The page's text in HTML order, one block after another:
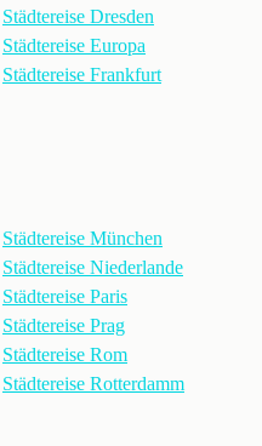
Städtereise Dresden
Städtereise Europa
Städtereise Frankfurt
Städtereise München
Städtereise Niederlande
Städtereise Paris
Städtereise Prag
Städtereise Rom
Städtereise Rotterdamm